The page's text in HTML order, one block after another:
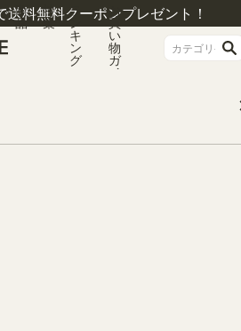
送料無料クーポンプレゼント！
商
品
特
集
ラ
ン
キ
ン
グ
お
買
い
物
ガ
イ
高さ200cm アイボリー 大型 本棚 トルフラ